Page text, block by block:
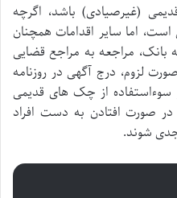
(غیرصیادی) باشد، اگرچه
اما سایر اقدامات همچنان
مراجعه به مراجع قضایی
لزوم، درج آگهی در روزنامه
سوءاستفاده از چک های قدیمی
صورت افتادن به دست افراد
شوند.